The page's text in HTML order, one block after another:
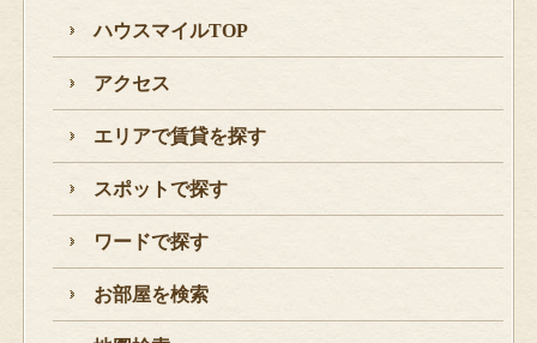
ハウスマイルTOP
アクセス
エリアで賃貸を探す
スポットで探す
ワードで探す
お部屋を検索